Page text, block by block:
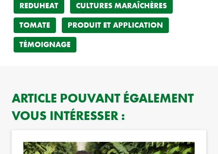
REDUHEAT
CULTURES MARAÎCHÈRES
TOMATE
PRODUIT ET APPLICATION
TÉMOIGNAGE
ARTICLE POUVANT ÉGALEMENT
VOUS INTÉRESSER :